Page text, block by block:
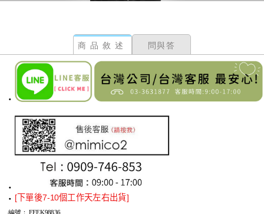
商品敘述 問與答